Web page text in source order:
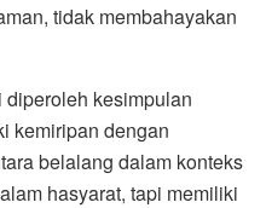
tidak membahayakan
kesimpulan
kemiripan dengan
belalang dalam konteks
hasyarat, tapi memiliki